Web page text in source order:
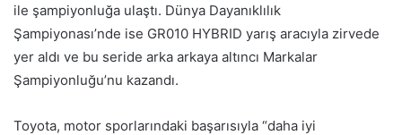
ile şampiyonluğa ulaştı. Dünya Dayanıklılık
Şampiyonası’nde ise GR010 HYBRID yarış aracıyla zirvede
yer aldı ve bu seride arka arkaya altıncı Markalar
Şampiyonluğu’nu kazandı.
Toyota, motor sporlarındaki başarısıyla “daha iyi